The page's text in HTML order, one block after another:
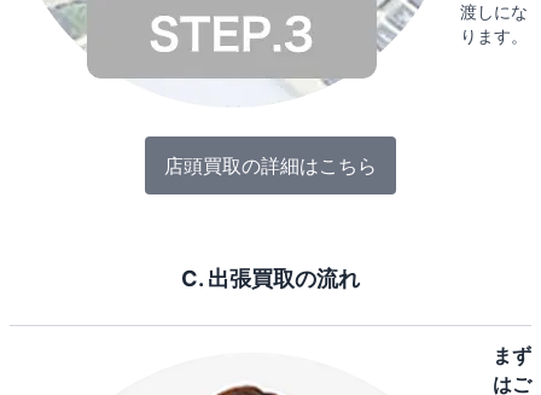
渡しにな
ります。
店頭買取の詳細はこちら
C. 出張買取の流れ
まず
はご